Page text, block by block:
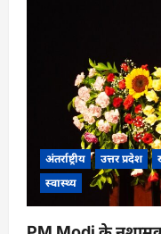
अंतर्राष्ट्रीय उत्तर प्रदेश
स्वास्थ्य